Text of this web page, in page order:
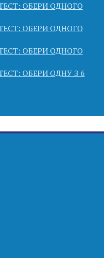
ОБЕРИ ОДНОГО
ОБЕРИ ОДНОГО
ОБЕРИ ОДНОГО
ОБЕРИ ОДНУ З 6